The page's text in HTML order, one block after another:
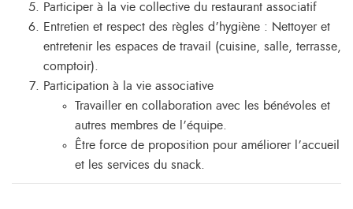
Participer à la vie collective du restaurant associatif
Entretien et respect des règles d’hygiène : Nettoyer et
entretenir les espaces de travail (cuisine, salle, terrasse,
comptoir).
Participation à la vie associative
Travailler en collaboration avec les bénévoles et
autres membres de l’équipe.
Être force de proposition pour améliorer l’accueil
et les services du snack.